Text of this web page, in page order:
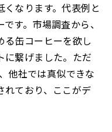
なります。代表例と
す。市場調査から、
る缶コーヒーを欲し
に繋げました。ただ
他社では真似できな
れており、ここがデ